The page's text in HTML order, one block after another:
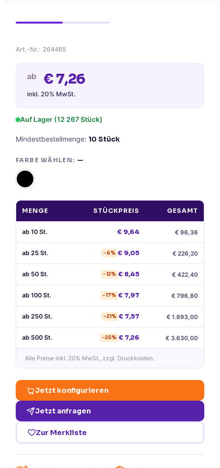
Art.-Nr.: 264465
ab € 7,26
inkl. 20% MwSt.
Auf Lager (12 267 Stück)
Mindestbestellmenge: 10 Stück
FARBE WÄHLEN: —
MENGE STÜCKPREIS GESAMT
ab 10 St. € 9,64 € 96,36
ab 25 St. −6% € 9,05 € 226,20
ab 50 St. −12% € 8,45 € 422,40
ab 100 St. −17% € 7,97 € 796,80
ab 250 St. −21% € 7,57 € 1.893,00
ab 500 St. −25% € 7,26 € 3.630,00
Alle Preise inkl. 20% MwSt., zzgl. Druckkosten.
Jetzt konfigurieren
Jetzt anfragen
Zur Merkliste